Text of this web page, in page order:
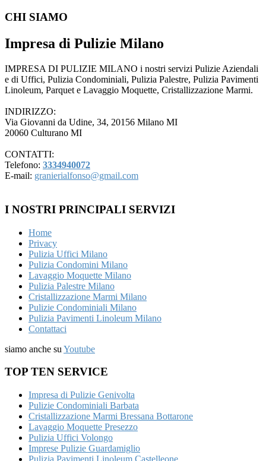
CHI SIAMO
Impresa di Pulizie Milano
IMPRESA DI PULIZIE MILANO i nostri servizi Pulizie Aziendali
e di Uffici, Pulizia Condominiali, Pulizia Palestre, Pulizia Pavimenti
Linoleum, Parquet e Lavaggio Moquette, Cristallizzazione Marmi.
INDIRIZZO:
Via Giovanni da Udine, 34, 20156 Milano MI
20060 Culturano MI
CONTATTI:
Telefono: 3334940072
E-mail: granierialfonso@gmail.com
I NOSTRI PRINCIPALI SERVIZI
Home
Privacy
Pulizia Uffici Milano
Pulizia Condomini Milano
Lavaggio Moquette Milano
Pulizia Palestre Milano
Cristallizzazione Marmi Milano
Pulizie Condominiali Milano
Pulizia Pavimenti Linoleum Milano
Contattaci
siamo anche su Youtube
TOP TEN SERVICE
Impresa di Pulizie Genivolta
Pulizie Condominiali Barbata
Cristallizzazione Marmi Bressana Bottarone
Lavaggio Moquette Presezzo
Pulizia Uffici Volongo
Imprese Pulizie Guardamiglio